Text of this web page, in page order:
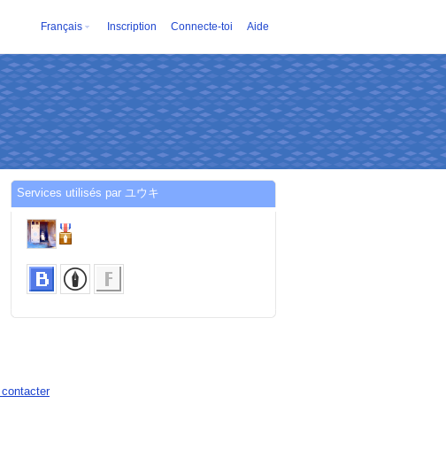
Français Inscription Connecte-toi Aide
Services utilisés par ユウキ
contacter